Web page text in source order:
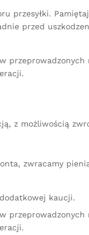
przesyłki.
przed
z możliwością
zwracamy
kaucji.